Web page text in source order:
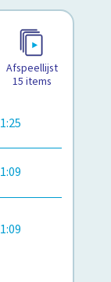
Afspeellijst
15 items
1:25
1:09
1:09